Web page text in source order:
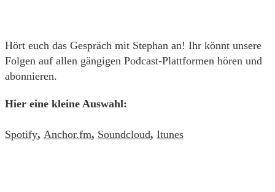
Hört euch das Gespräch mit Stephan an! Ihr könnt unsere
Folgen auf allen gängigen Podcast-Plattformen hören und
abonnieren.
Hier eine kleine Auswahl:
Spotify, Anchor.fm, Soundcloud, Itunes